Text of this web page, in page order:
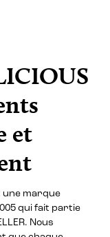
et
une marque
qui fait partie
Nous